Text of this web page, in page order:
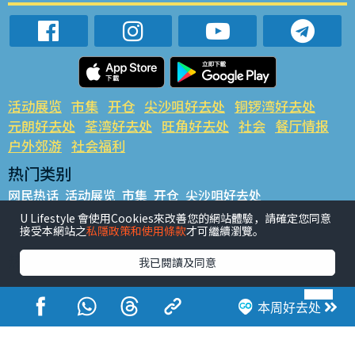
本周好去处
活动展览 市集 开仓 尖沙咀好去处 铜锣湾好去处
元朗好去处 荃湾好去处 旺角好去处 社会 餐厅情报
户外郊游 社会福利
热门类别
网民热话 活动展览 市集 开仓 尖沙咀好去处
铜锣湾好去处 元朗好去处 荃湾好去处 旺角好去处 社会
餐厅情报 户外郊游
热门标签
#UGO揾好去处 #人气活动推介 #美食社群热话
#亲子玩乐好去处
#ULifestyle应用程式
#限时抢
#UJetso礼物放送
#ULifestyle商户中心 #著数 #网络热话
U Lifestyle 會使用Cookies來改善您的網站體驗，請確定您同意
接受本網站之私隱政策和使用條款才可繼續瀏覽。
我已閱讀及同意